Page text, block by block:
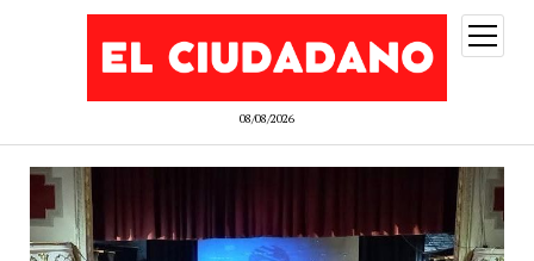
08/08/2026
abrir
menú